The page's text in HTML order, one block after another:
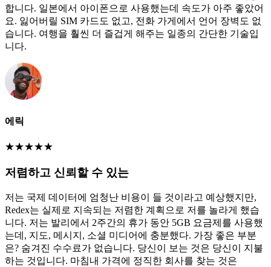
합니다. 일본에서 아이폰으로 사용했는데 속도가 아주 좋았어
요. 잃어버릴 SIM 카드도 없고, 전화 가게에서 언어 장벽도 없
습니다. 여행을 훨씬 더 즐겁게 해주는 일종의 간단한 기술입
니다.
에릭
★★★★★
저렴하고 신뢰할 수 있는
저는 국제 데이터에 엄청난 비용이 들 것이라고 예상했지만,
Redex는 실제로 지속되는 저렴한 계획으로 저를 놀라게 했습
니다. 저는 발리에서 2주간의 휴가 동안 5GB 요금제를 사용했
는데, 지도, 메시지, 소셜 미디어에 충분했다. 가장 좋은 부분
은? 숨겨진 수수료가 없습니다. 당신이 보는 것은 당신이 지불
하는 것입니다. 마침내 가격에 정직한 회사를 찾는 것은